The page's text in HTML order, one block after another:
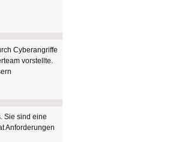
Cyberangriffe
vorstellte.
Sie sind eine
Anforderungen